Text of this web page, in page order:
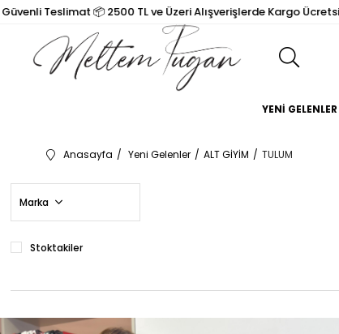
📦 2500 TL ve Üzeri Alışverişlerde Kargo Ücretsiz!
YENİ GELENLER
Anasayfa Yeni Gelenler ALT GİYİM TULUM
Marka
Stoktakiler